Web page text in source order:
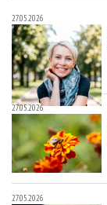
27.05.2026
27.05.2026
27.05.2026